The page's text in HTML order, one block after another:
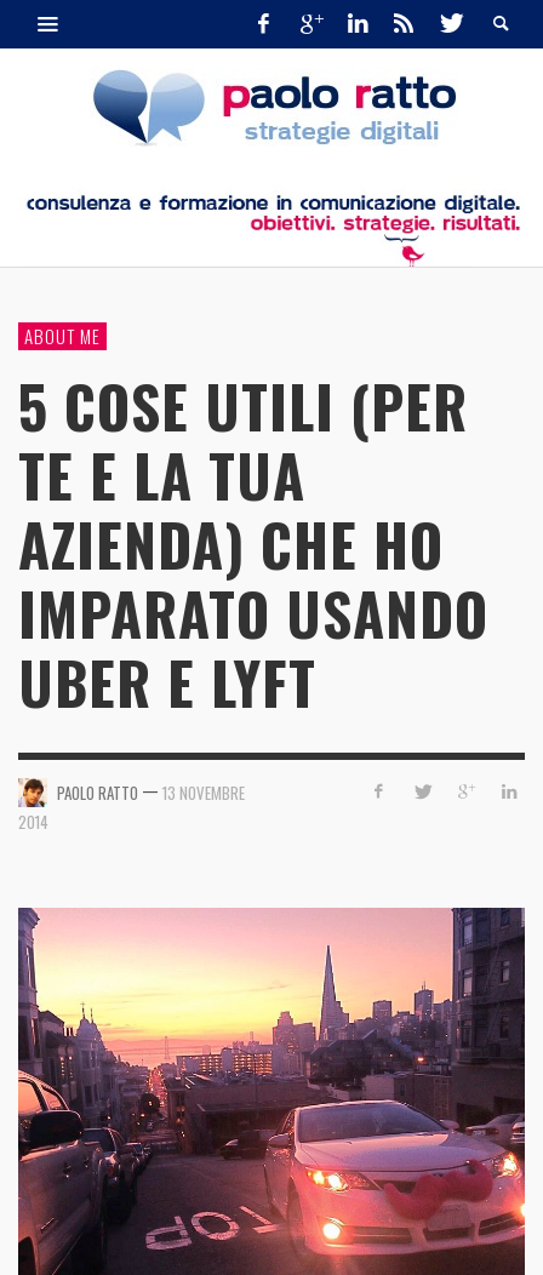
ABOUT ME
5 COSE UTILI (PER
TE E LA TUA
AZIENDA) CHE HO
IMPARATO USANDO
UBER E LYFT
PAOLO RATTO — 13 NOVEMBRE
2014